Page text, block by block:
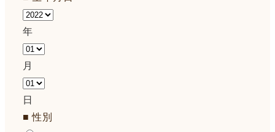
年
月
日
■ 性別